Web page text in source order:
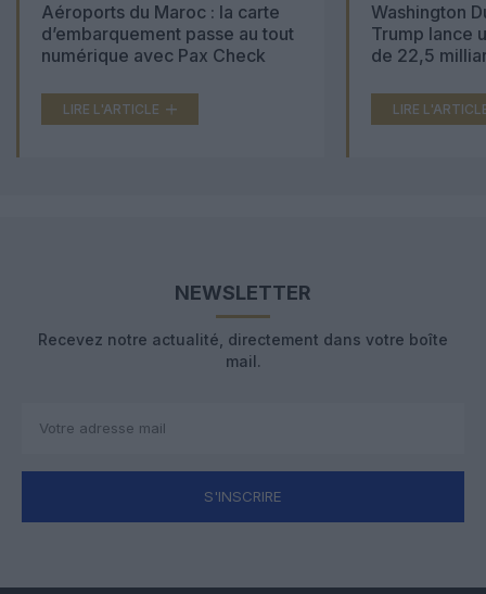
Aéroports du Maroc : la carte
d’embarquement passe au tout
numérique avec Pax Check
LIRE L'ARTICLE
Washington
Trump lance
de 22,5
LIRE
NEWSLETTER
Recevez notre actualité, directement dans votre boîte
mail.
S'INSCRIRE